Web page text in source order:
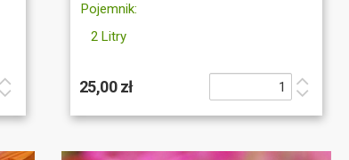
Pojemnik:
2 Litry
25,00 zł